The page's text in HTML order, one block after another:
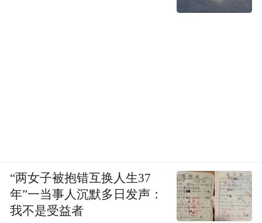
“两女子被抱错互换人生37
年”一当事人沉默多日发声：
我不是受益者